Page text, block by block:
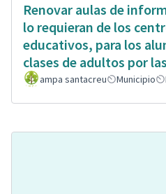
Renovar aulas de
lo requieran de los
educativos, para los
clases de adultos por
ampa santacreu Municipio